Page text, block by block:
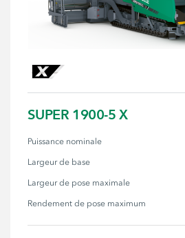
SUPER 1900-5 X
Puissance nominale
Largeur de base
Largeur de pose maximale
Rendement de pose maximum